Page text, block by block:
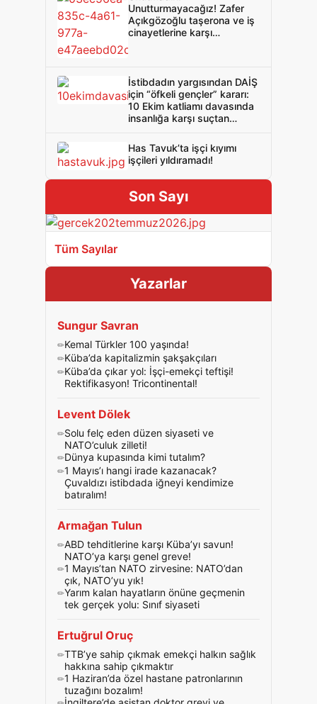
Unutturmayacağız! Zafer
Açıkgözoğlu taşerona ve iş
cinayetlerine karşı
İstibdadın yargısından DAİŞ
için “öfkeli gençler” kararı:
10 Ekim katliamı davasında
insanlığa karşı suçtan
Has Tavuk’ta işçi kıyımı
işçileri yıldıramadı!
Son Sayı
Tüm Sayılar
Yazarlar
Sungur Savran
Kemal Türkler 100 yaşında!
Küba’da kapitalizmin şakşakçıları
Küba’da çıkar yol: İşçi-emekçi teftişi!
Rektifikasyon! Tricontinental!
Levent Dölek
Solu felç eden düzen siyaseti ve
NATO’culuk zilleti!
Dünya kupasında kimi tutalım?
1 Mayıs’ı hangi irade kazanacak?
Çuvaldızı istibdada iğneyi kendimize
batıralım!
Armağan Tulun
ABD tehditlerine karşı Küba’yı savun!
NATO’ya karşı genel greve!
1 Mayıs’tan NATO zirvesine: NATO’dan
çık, NATO’yu yık!
Yarım kalan hayatların önüne geçmenin
tek gerçek yolu: Sınıf siyaseti
Ertuğrul Oruç
TTB’ye sahip çıkmak emekçi halkın sağlık
hakkına sahip çıkmaktır
1 Haziran’da özel hastane patronlarının
tuzağını bozalım!